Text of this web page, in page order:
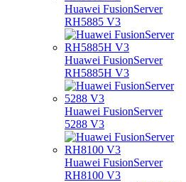
Huawei FusionServer
RH5885 V3
Huawei FusionServer
RH5885H V3
Huawei FusionServer
5288 V3
Huawei FusionServer
RH8100 V3